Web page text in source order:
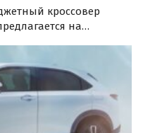
кроссовер
на